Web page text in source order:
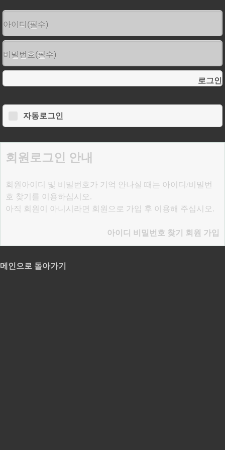
로그인
자동로그인
회원로그인 안내
회원아이디 및 비밀번호가 기억 안나실 때는 아이디/비밀번
호 찾기를 이용하십시오.
아직 회원이 아니시라면 회원으로 가입 후 이용해 주십시오.
아이디 비밀번호 찾기 회원 가입
메인으로 돌아가기